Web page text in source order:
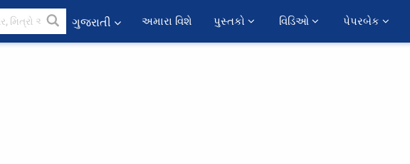
ગુજરાતી અમારા વિશે પુસ્તકો વિડિઓ પેપરબેક